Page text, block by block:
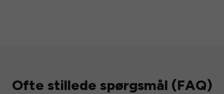
Ofte stillede spørgsmål (FAQ)